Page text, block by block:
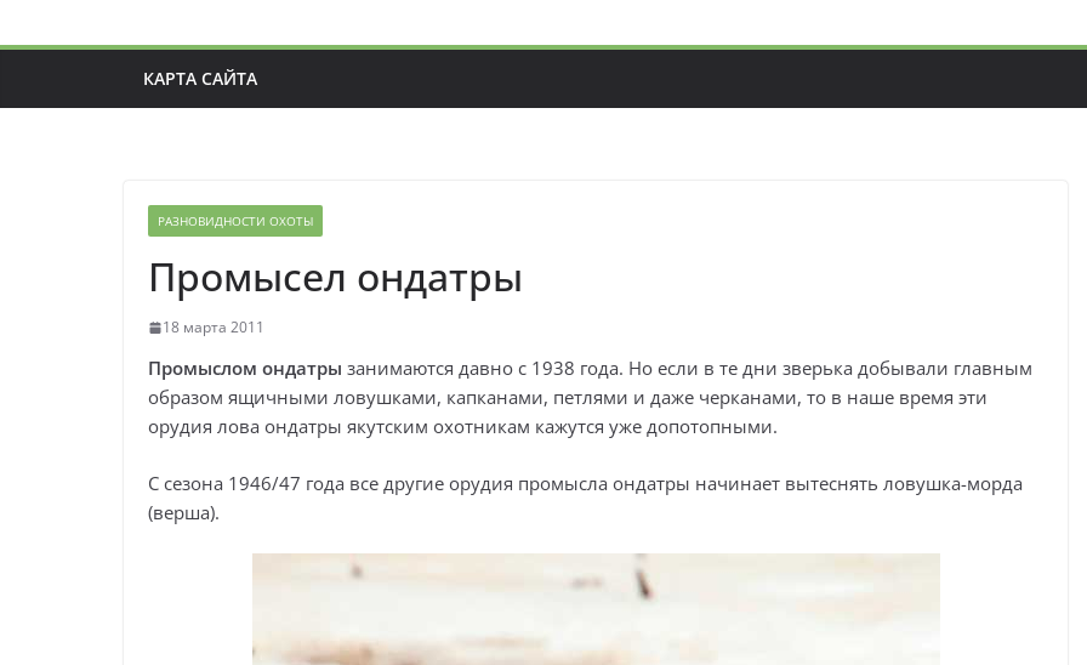
КАРТА САЙТА
РАЗНОВИДНОСТИ ОХОТЫ
Промысел ондатры
18 марта 2011
Промыслом ондатры занимаются давно с 1938 года. Но если в те дни зверька добывали главным
образом ящичными ловушками, капканами, петлями и даже черканами, то в наше время эти
орудия лова ондатры якутским охотникам кажутся уже допотопными.
С сезона 1946/47 года все другие орудия промысла ондатры начинает вытеснять ловушка-морда
(верша).